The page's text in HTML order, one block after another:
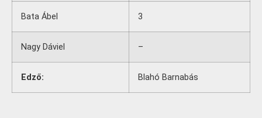
Bata Ábel 3
Nagy Dáviel –
Edző: Blahó Barnabás